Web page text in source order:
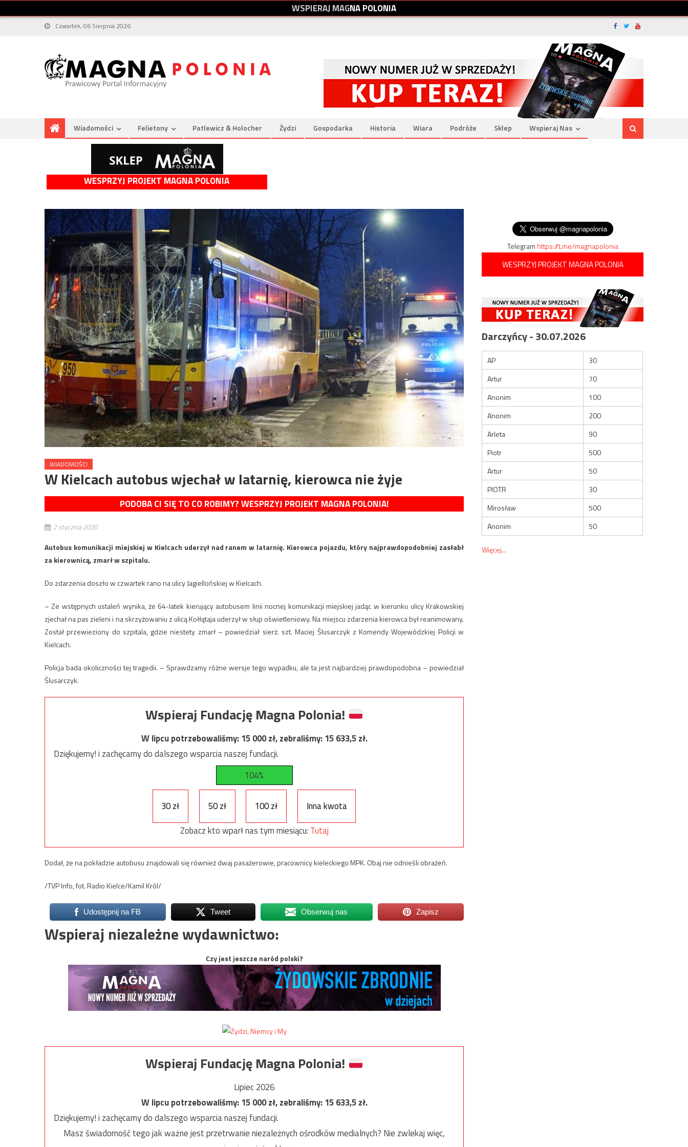
WSPIERAJMAGNAPOLONIA
Czwartek, 06 Sierpnia 2026
Wiadomości Felietony Patlewicz & Holocher Żydzi Gospodarka Historia Wiara Podróże Sklep Wspieraj Nas
WESPRZYJ PROJEKT MAGNA POLONIA
WIADOMOŚCI
W Kielcach autobus wjechał w latarnię, kierowca nie żyje
PODOBA CI SIĘ TO CO ROBIMY? WESPRZYJ PROJEKT MAGNA POLONIA!
2 stycznia 2020
Autobus komunikacji miejskiej w Kielcach uderzył nad ranem w latarnię. Kierowca pojazdu, który najprawdopodobniej zasłabł
za kierownicą, zmarł w szpitalu.
Do zdarzenia doszło w czwartek rano na ulicy Jagiellońskiej w Kielcach.
– Ze wstępnych ustaleń wynika, że 64-latek kierujący autobusem linii nocnej komunikacji miejskiej jadąc w kierunku ulicy Krakowskiej
zjechał na pas zieleni i na skrzyżowaniu z ulicą Kołłątaja uderzył w słup oświetleniowy. Na miejscu zdarzenia kierowca był reanimowany.
Został przewieziony do szpitala, gdzie niestety zmarł – powiedział sierż. szt. Maciej Ślusarczyk z Komendy Wojewódzkiej Policji w
Kielcach.
Policja bada okoliczności tej tragedii. – Sprawdzamy różne wersje tego wypadku, ale ta jest najbardziej prawdopodobna – powiedział
Ślusarczyk.
Wspieraj Fundację Magna Polonia!
W lipcu potrzebowaliśmy:15 000zł, zebraliśmy:15 633,5zł.
Dziękujemy! i zachęcamy do dalszego wsparcia naszej fundacji.
104%
30 zł 50 zł 100 zł
Inna kwota
Zobacz kto wparł nas tym miesiącu: Tutaj
Dodał, że na pokładzie autobusu znajdowali się również dwaj pasażerowie, pracownicy kieleckiego MPK. Obaj nie odnieśli obrażeń.
/TVP Info, fot. Radio Kielce/Kamil Król/
Udostępnij na FB Tweet Obserwuj nas Zapisz
Wspieraj niezależne wydawnictwo:
Czy jest jeszcze naród polski?
Wspieraj Fundację Magna Polonia!
Lipiec 2026
W lipcu potrzebowaliśmy:15 000zł, zebraliśmy:15 633,5zł.
Dziękujemy! i zachęcamy do dalszego wsparcia naszej fundacji.
Masz świadomość tego jak ważne jest przetrwanie niezależnych ośrodków medialnych? Nie zwlekaj więc,
Telegramhttps://t.me/magnapolonia
WESPRZYJ PROJEKT MAGNA POLONIA
Darczyńcy - 30.07.2026
AP
30
Artur
70
Anonim
100
Anonim
200
Arleta
90
Piotr
500
Artur
50
PIOTR
30
Mirosław
500
Anonim
50
Więcej...